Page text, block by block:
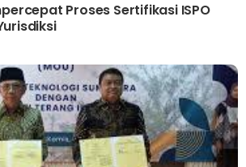
Proses Sertifikasi ISPO